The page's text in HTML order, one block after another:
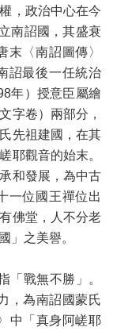
，政治中心在今
南詔國，其盛衰
〈南詔圖傳〉
詔最後一任統治
年）授意臣屬繪
字卷）兩部分，
先祖建國，在其
耶觀音的始末。
和發展，為中古
一位國王禪位出
佛堂，人不分老
」之美譽。
「戰無不勝」。
，為南詔國蒙氏
中「真身阿嵯耶